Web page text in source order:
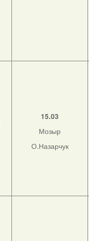
15.03
Мозыр
О.Назарчук